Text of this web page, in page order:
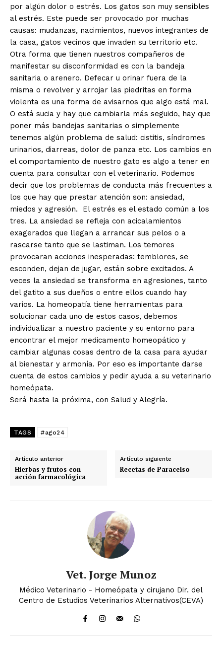
por algún dolor o estrés. Los gatos son muy sensibles
al estrés. Este puede ser provocado por muchas
causas: mudanzas, nacimientos, nuevos integrantes de
la casa, gatos vecinos que invaden su territorio etc.
Otra forma que tienen nuestros compañeros de
manifestar su disconformidad es con la bandeja
sanitaria o arenero. Defecar u orinar fuera de la
misma o revolver y arrojar las piedritas en forma
violenta es una forma de avisarnos que algo está mal.
O está sucia y hay que cambiarla más seguido, hay que
poner más bandejas sanitarias o simplemente
tenemos algún problema de salud: cistitis, síndromes
urinarios, diarreas, dolor de panza etc. Los cambios en
el comportamiento de nuestro gato es algo a tener en
cuenta para consultar con el veterinario. Podemos
decir que los problemas de conducta más frecuentes a
los que hay que prestar atención son: ansiedad,
miedos y agresión. El estrés es el estado común a los
tres. La ansiedad se refleja con acicalamientos
exagerados que llegan a arrancar sus pelos o a
rascarse tanto que se lastiman. Los temores
provocaran acciones inesperadas: temblores, se
esconden, dejan de jugar, están sobre excitados. A
veces la ansiedad se transforma en agresiones, tanto
del gatito a sus dueños o entre ellos cuando hay
varios. La homeopatía tiene herramientas para
solucionar cada uno de estos casos, debemos
individualizar a nuestro paciente y su entorno para
encontrar el mejor medicamento homeopático y
cambiar algunas cosas dentro de la casa para ayudar
al bienestar y armonía. Por eso es importante darse
cuenta de estos cambios y pedir ayuda a su veterinario
homeópata.
Será hasta la próxima, con Salud y Alegría.
TAGS #ago24
Artículo anterior
Hierbas y frutos con
acción farmacológica
Artículo siguiente
Recetas de Paracelso
Vet. Jorge Munoz
Médico Veterinario - Homeópata y cirujano Dir. del
Centro de Estudios Veterinarios Alternativos(CEVA)